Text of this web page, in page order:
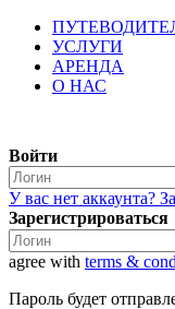
УСЛУГИ
АРЕНДА
О НАС
Войти
У вас нет аккаунта?
Зарегистрироваться
agree with terms &
Пароль будет